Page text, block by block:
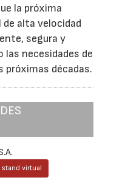
la próxima
alta velocidad
segura y
necesidades de
próximas décadas.
stand virtual